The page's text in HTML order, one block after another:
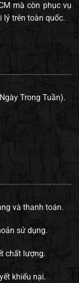
mà còn phục vụ
lý trên toàn quốc.
Trong Tuần).
và thanh toán.
sử dụng.
chất lượng.
khiếu nại.